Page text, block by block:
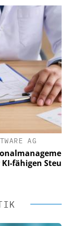
AG
Von
Steuerung